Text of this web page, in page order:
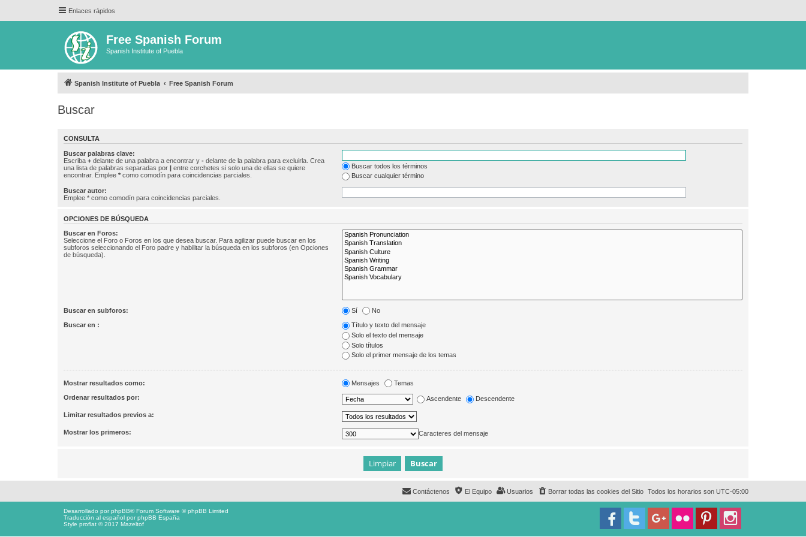
Enlaces rápidos
Free Spanish Forum
Spanish Institute of Puebla
Spanish Institute of Puebla Free Spanish Forum
Buscar
CONSULTA
Buscar palabras clave:
Escriba + delante de una palabra a encontrar y - delante de la palabra para excluirla. Crea
una lista de palabras separadas por | entre corchetes si solo una de ellas se quiere
encontrar. Emplee * como comodín para coincidencias parciales.
Buscar todos los términos
Buscar cualquier término
Buscar autor:
Emplee * como comodín para coincidencias parciales.
OPCIONES DE BÚSQUEDA
Buscar en Foros:
Seleccione el Foro o Foros en los que desea buscar. Para agilizar puede buscar en los
subforos seleccionando el Foro padre y habilitar la búsqueda en los subforos (en Opciones
de búsqueda).
Buscar en subforos: Sí No
Buscar en :
Título y texto del mensaje
Solo el texto del mensaje
Solo títulos
Solo el primer mensaje de los temas
Mostrar resultados como: Mensajes Temas
Ordenar resultados por: Ascendente Descendente
Limitar resultados previos a:
Mostrar los primeros: Caracteres del mensaje
Todos los horarios son UTC-05:00
Borrar todas las cookies del Sitio
Usuarios
El Equipo
Contáctenos
Desarrollado porphpBB® Forum Software © phpBB Limited
Traducción al español porphpBB España
Style proflat © 2017 Mazeltof